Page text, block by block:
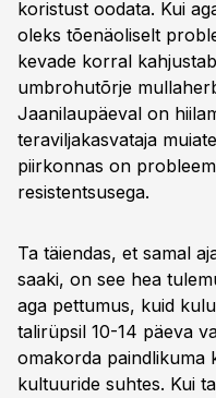
koristust oodata. Kui
oleks tõenäoliselt
kevade korral
umbrohutõrje
Jaanilaupäeval on
teraviljakasvataja
piirkonnas on
resistentsusega.
Ta täiendas, et samal
saaki, on see hea
aga pettumus, kuid
talirüpsil 10-14 päeva
omakorda paindlikuma
kultuuride suhtes. Kui